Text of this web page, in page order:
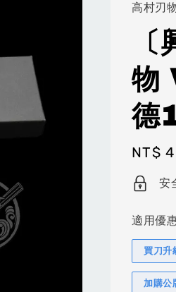
高村刃
物
德
price
NT$
安
適用優
買刀升
加購公